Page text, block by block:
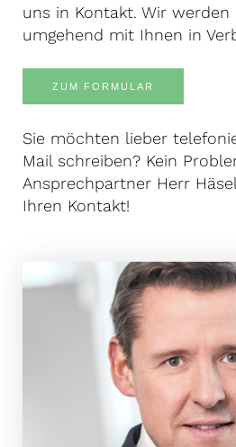
uns in Kontakt. Wir werden
umgehend mit Ihnen in
ZUM FORMULAR
Sie möchten lieber
Mail schreiben? Kein
Ansprechpartner Herr
Ihren Kontakt!